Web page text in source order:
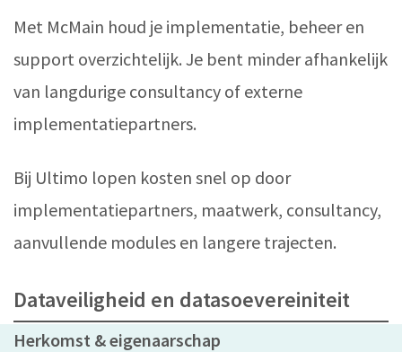
Met McMain houd je implementatie, beheer en
support overzichtelijk. Je bent minder afhankelijk
van langdurige consultancy of externe
implementatiepartners.
Bij Ultimo lopen kosten snel op door
implementatiepartners, maatwerk, consultancy,
aanvullende modules en langere trajecten.
Dataveiligheid en datasoevereiniteit
Herkomst & eigenaarschap